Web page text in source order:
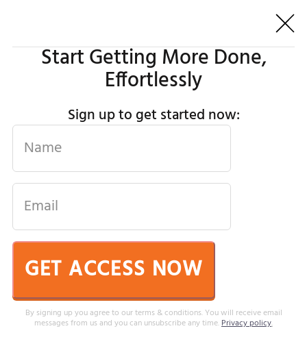
Start Getting More Done,
Effortlessly
Sign up to get started now:
GET ACCESS NOW
By signing up you agree to our terms & conditions. You will receive email
messages from us and you can unsubscribe any time.Privacy policy.